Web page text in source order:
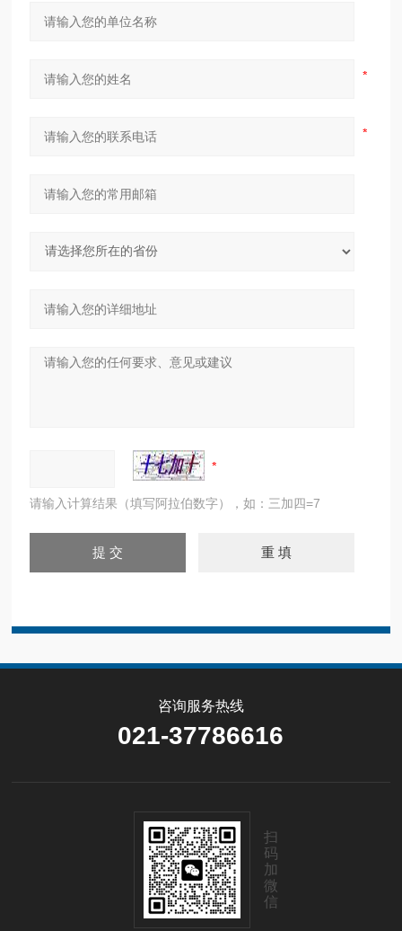
请输入计算结果（填写阿拉伯数字），如：三加四=7
咨询服务热线
021-37786616
扫
码
加
微
信